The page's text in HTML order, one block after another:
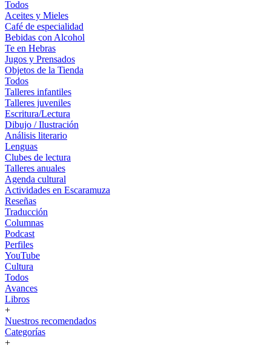
Todos
Aceites y Mieles
Café de especialidad
Bebidas con Alcohol
Te en Hebras
Jugos y Prensados
Objetos de la Tienda
Todos
Talleres infantiles
Talleres juveniles
Escritura/Lectura
Dibujo / Ilustración
Análisis literario
Lenguas
Clubes de lectura
Talleres anuales
Agenda cultural
Actividades en Escaramuza
Reseñas
Traducción
Columnas
Podcast
Perfiles
YouTube
Cultura
Todos
Avances
Libros
+
Nuestros recomendados
Categorías
+